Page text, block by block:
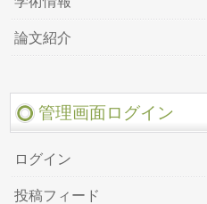
論文紹介
管理画面ログイン
ログイン
投稿フィード